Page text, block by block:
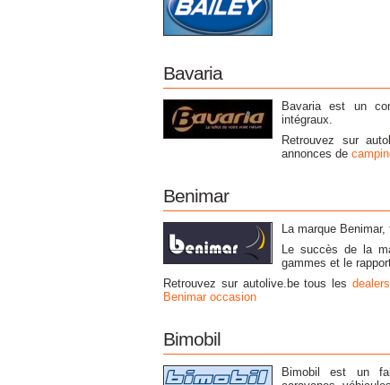
Bavaria
Bavaria est un
intégraux.
Retrouvez sur
annonces de
Benimar
La marque
Le succès de la
gammes et le
Retrouvez sur autolive.be tous les
Benimar occasion
Bimobil
Bimobil est un